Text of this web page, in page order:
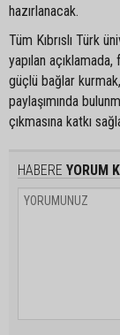
hazırlanacak.
Tüm Kıbrıslı Türk
yapılan
güçlü bağlar
paylaşımında
çıkmasına katkı
HABERE YORUM